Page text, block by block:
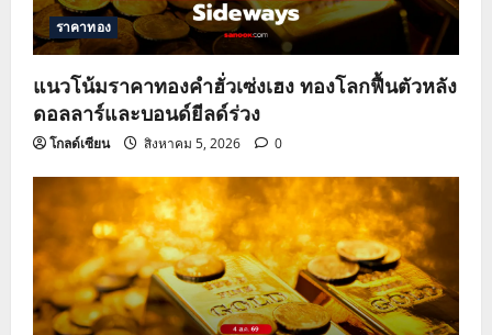
ราคาทอง
แนวโน้มราคาทองคำฮั่วเซ่งเฮง ทองโลกฟื้นตัวหลัง
ดอลลาร์และบอนด์ยีลด์ร่วง
โกลด์เซียน สิงหาคม 5, 2026 0